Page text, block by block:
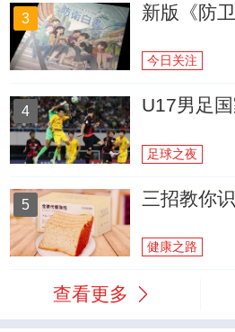
3 新版《防
今日关注
4 U17男足
足球之夜
5 三招教你
健康之路
查看更多